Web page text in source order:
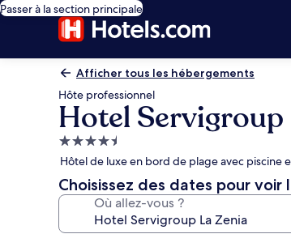
Passer à la section principale
Afficher tous les hébergements
Hôte professionnel
Hotel Servigroup
Hébergement
4.5 étoiles
Hôtel de luxe en bord de plage avec piscine
Choisissez des dates pour voir
Où allez-vous ?